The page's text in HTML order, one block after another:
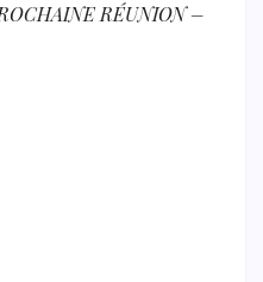
RÉUNION –